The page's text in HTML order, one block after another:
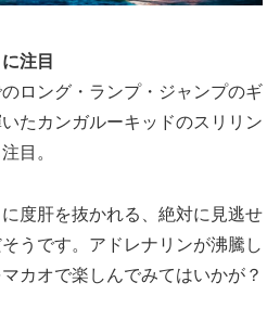
注目
ロング・ランプ・ジャンプのギ
たカンガルーキッドのスリリン
目。
度肝を抜かれる、絶対に見逃せ
うです。アドレナリンが沸騰し
カオで楽しんでみてはいかが？